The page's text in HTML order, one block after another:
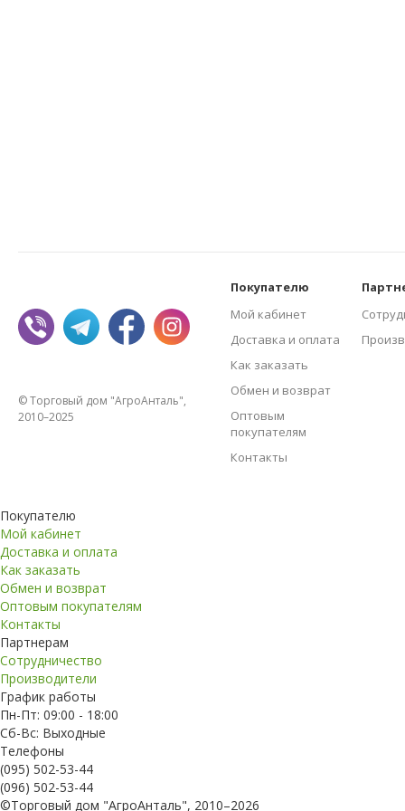
© Торговый дом "АгроАнталь",
2010–2025
Покупателю
Мой кабинет
Доставка и оплата
Как заказать
Обмен и возврат
Оптовым
покупателям
Контакты
Покупателю
Мой кабинет
Доставка и оплата
Как заказать
Обмен и возврат
Оптовым покупателям
Контакты
Партнерам
Сотрудничество
Производители
График работы
Пн-Пт: 09:00 - 18:00
Сб-Вс: Выходные
Телефоны
(095) 502-53-44
(096) 502-53-44
©Торговый дом "АгроАнталь", 2010–2026